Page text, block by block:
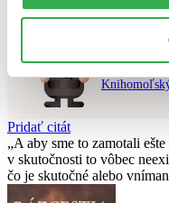
Chcete
Náš
Pridať citát
A aby sme to zamotali
v skutočnosti to vôbec
čo je skutočné alebo